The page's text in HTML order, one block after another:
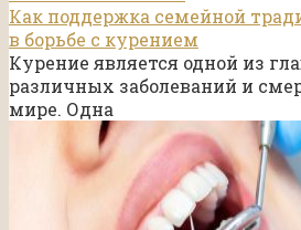
Как поддержка семейной
в борьбе с курением
Курение является одной из
различных заболеваний и
мире. Одна